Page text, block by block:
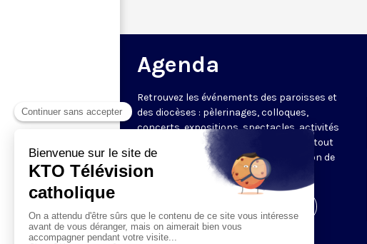
Agenda
Retrouvez les événements des paroisses et
des diocèses : pèlerinages, colloques,
concerts, expositions, spectacles, activités
pour les enfants. Des rendez-vous partout
en France sélectionnés par la rédaction de
KTO.